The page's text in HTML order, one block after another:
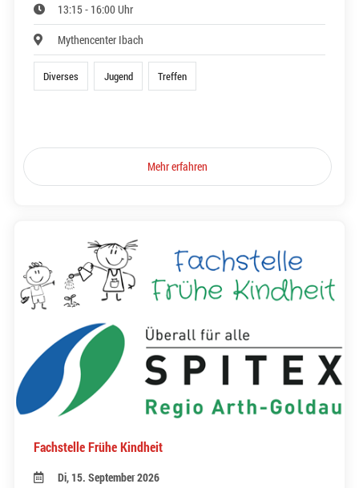
13:15 - 16:00 Uhr
Mythencenter Ibach
Diverses Jugend Treffen
Mehr erfahren
Fachstelle Frühe Kindheit
Di, 15. September 2026